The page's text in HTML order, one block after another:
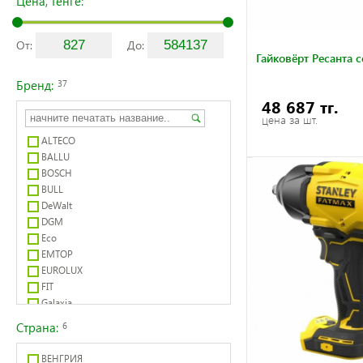
От: До:
37
Бренд:
ALTECO
BALLU
BOSCH
BULL
DeWalt
DGM
Eco
EMTOP
EUROLUX
FIT
Galaxia
IVT
6
Страна:
ВЕНГРИЯ
Гайковёрт Ресанта
48 687 тг.
цена за шт.